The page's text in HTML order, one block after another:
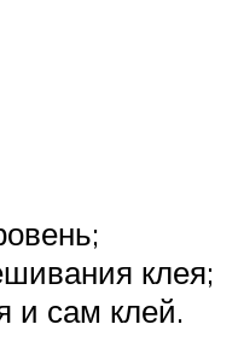
клея;
и сам клей.